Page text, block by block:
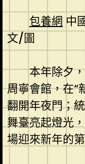
包養網 中
文/圖
本年除夕
周寧會館，在“
翻開年夜門；
舞臺亮起燈光
場迎來新年的